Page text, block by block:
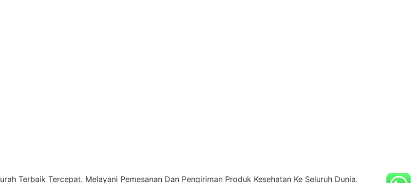
Terbaik Tercepat. Melayani Pemesanan Dan Pengiriman Produk Kesehatan Ke Seluruh Dunia.